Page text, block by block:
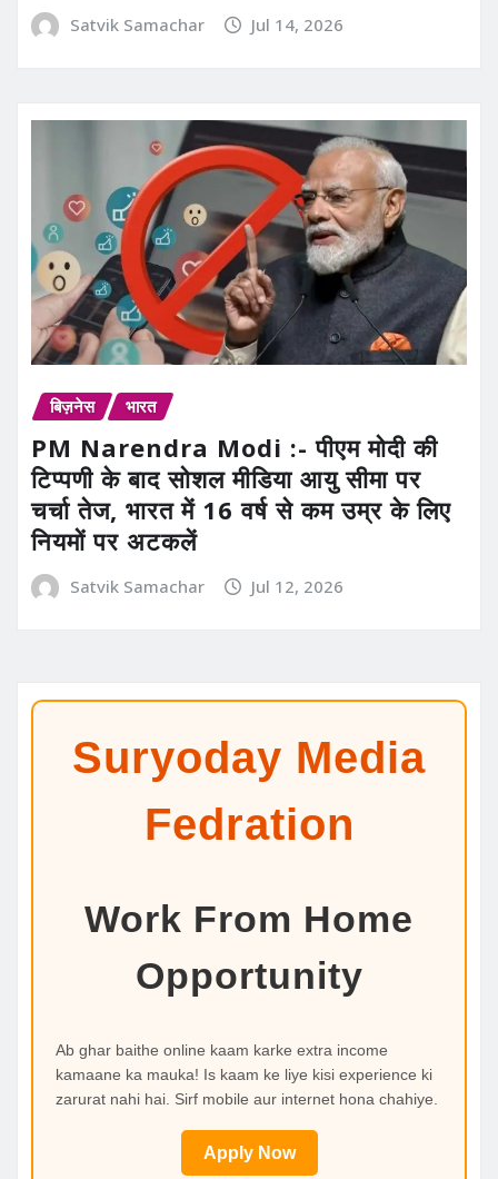
Satvik Samachar Jul 14, 2026
बिज़नेस भारत
PM Narendra Modi :- पीएम मोदी की
टिप्पणी के बाद सोशल मीडिया आयु सीमा पर
चर्चा तेज, भारत में 16 वर्ष से कम उम्र के लिए
नियमों पर अटकलें
Satvik Samachar Jul 12, 2026
Suryoday Media
Fedration
Work From Home
Opportunity
Ab ghar baithe online kaam karke extra income
kamaane ka mauka! Is kaam ke liye kisi experience ki
zarurat nahi hai. Sirf mobile aur internet hona chahiye.
Apply Now